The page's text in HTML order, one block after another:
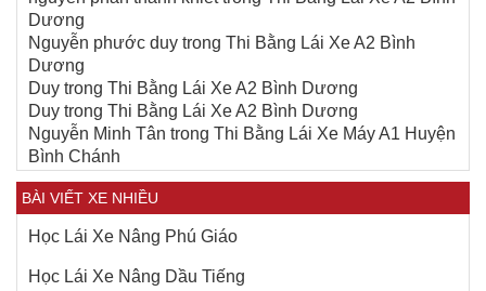
Dương
Nguyễn phước duy trong Thi Bằng Lái Xe A2 Bình
Dương
Duy trong Thi Bằng Lái Xe A2 Bình Dương
Duy trong Thi Bằng Lái Xe A2 Bình Dương
Nguyễn Minh Tân trong Thi Bằng Lái Xe Máy A1 Huyện
Bình Chánh
BÀI VIẾT XE NHIỀU
Học Lái Xe Nâng Phú Giáo
Học Lái Xe Nâng Dầu Tiếng